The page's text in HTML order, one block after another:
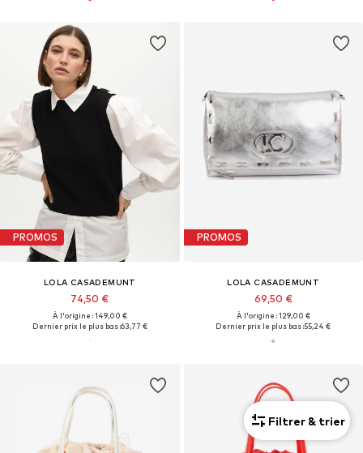
PROMOS
LOLA CASADEMUNT
74,50 €
À l'origine : 149,00 €
Dernier prix le plus bas :63,77 €
PROMOS
LOLA CASADEMUNT
69,50 €
À l'origine : 129,00 €
Dernier prix le plus bas :55,24 €
Filtrer & trier